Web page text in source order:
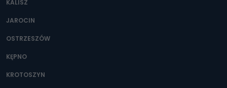
Można to zrobić pod numerem telefonu 62 735-51-05 lub
KALISZ
JAROCIN
OSTRZESZÓW
KĘPNO
KROTOSZYN